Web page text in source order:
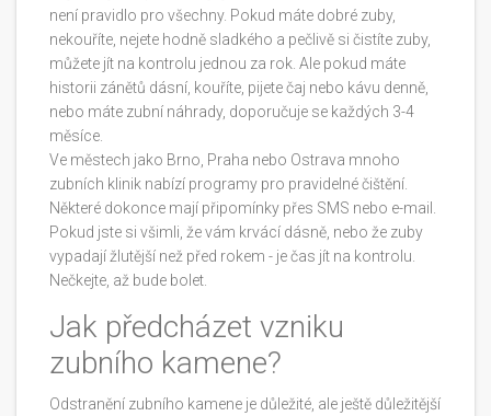
není pravidlo pro všechny. Pokud máte dobré zuby,
nekouříte, nejete hodně sladkého a pečlivě si čistíte zuby,
můžete jít na kontrolu jednou za rok. Ale pokud máte
historii zánětů dásní, kouříte, pijete čaj nebo kávu denně,
nebo máte zubní náhrady, doporučuje se každých 3-4
měsíce.
Ve městech jako Brno, Praha nebo Ostrava mnoho
zubních klinik nabízí programy pro pravidelné čištění.
Některé dokonce mají připomínky přes SMS nebo e-mail.
Pokud jste si všimli, že vám krvácí dásně, nebo že zuby
vypadají žlutější než před rokem - je čas jít na kontrolu.
Nečkejte, až bude bolet.
Jak předcházet vzniku
zubního kamene?
Odstranění zubního kamene je důležité, ale ještě důležitější